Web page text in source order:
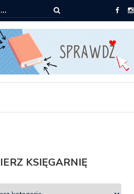
Gorzka – Copycat
KSIĘGARNIĘ